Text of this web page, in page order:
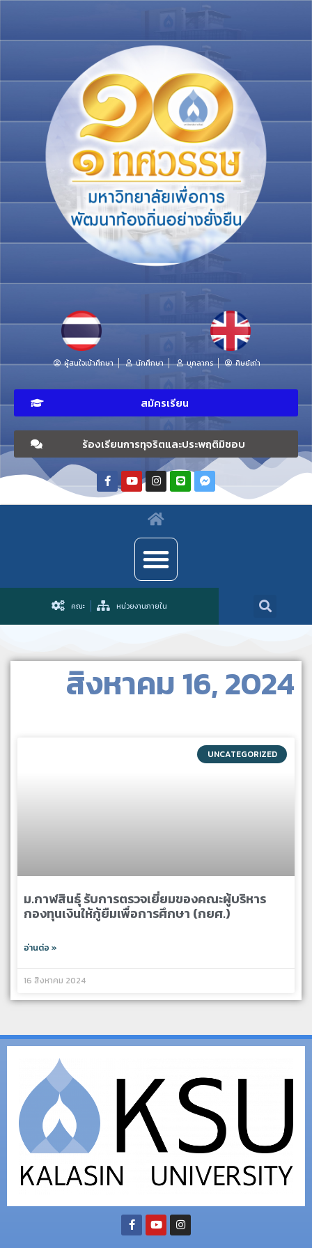
ผู้สนใจเข้าศึกษา นักศึกษา บุคลากร ศิษย์เก่า
สมัครเรียน
ร้องเรียนการทุจริตและประพฤติมิชอบ
คณะ หน่วยงานภายใน
สิงหาคม 16, 2024
UNCATEGORIZED
ม.กาฬสินธุ์ รับการตรวจเยี่ยมของคณะผู้บริหาร
กองทุนเงินให้กู้ยืมเพื่อการศึกษา (กยศ.)
อ่านต่อ »
16 สิงหาคม 2024